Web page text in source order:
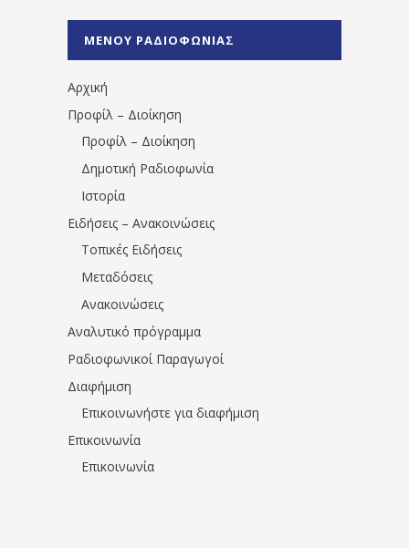
1531194763766854/" artist="" ]
ΜΕΝΟΥ ΡΑΔΙΟΦΩΝΙΑΣ
Αρχική
Προφίλ – Διοίκηση
Προφίλ – Διοίκηση
Δημοτική Ραδιοφωνία
Ιστορία
Ειδήσεις – Ανακοινώσεις
Τοπικές Ειδήσεις
Μεταδόσεις
Ανακοινώσεις
Αναλυτικό πρόγραμμα
Ραδιοφωνικοί Παραγωγοί
Διαφήμιση
Επικοινωνήστε για διαφήμιση
Επικοινωνία
Επικοινωνία